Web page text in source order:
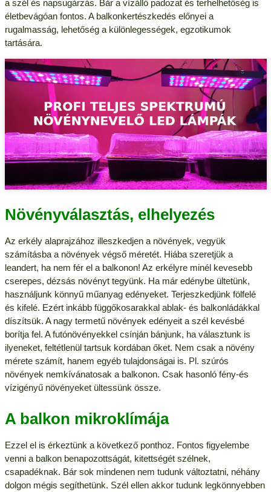
a szél és napsugárzás. Bár a vízálló padozat és terhelhetőség is
életbevágóan fontos. A balkonkertészkedés előnyei a
rugalmasság, lehetőség a különlegességek, egzotikumok
tartására.
Növényválasztás, elhelyezés
Az erkély alaprajzához illeszkedjen a növények, vegyük
számításba a növények végső méretét. Hiába szeretjük a
leandert, ha nem fér el a balkonon! Az erkélyre minél kevesebb
cserepes, dézsás növényt tegyünk. Ha már edénybe ültetünk,
használjunk könnyű műanyag edényeket. Terjeszkedjünk fölfelé
és kifelé. Ezért inkább függőkosarakkal ablak- és balkonládákkal
díszítsük. A nagy termetű növények edényeit a szél kevésbé
borítja fel. A futónövényekkel csínján bánjunk, ha választunk is
ilyeneket, feltétlenül tartsuk kordában őket. Nem csak a növény
mérete számít, hanem egyéb tulajdonságai is. Pl. szúrós
növények nemkívánatosak a balkonon. Csak hasonló fény-és
vízigényű növényeket ültessünk össze.
A balkon mikroklímája
Ezzel el is érkeztünk a következő ponthoz. Fontos figyelembe
venni a balkon benapozottságát, kitettségét szélnek,
csapadéknak. Bár sok mindenen nem tudunk változtatni, néhány
dolgon mégis segíthetünk. Szél ellen akkor tudunk legkönnyebben